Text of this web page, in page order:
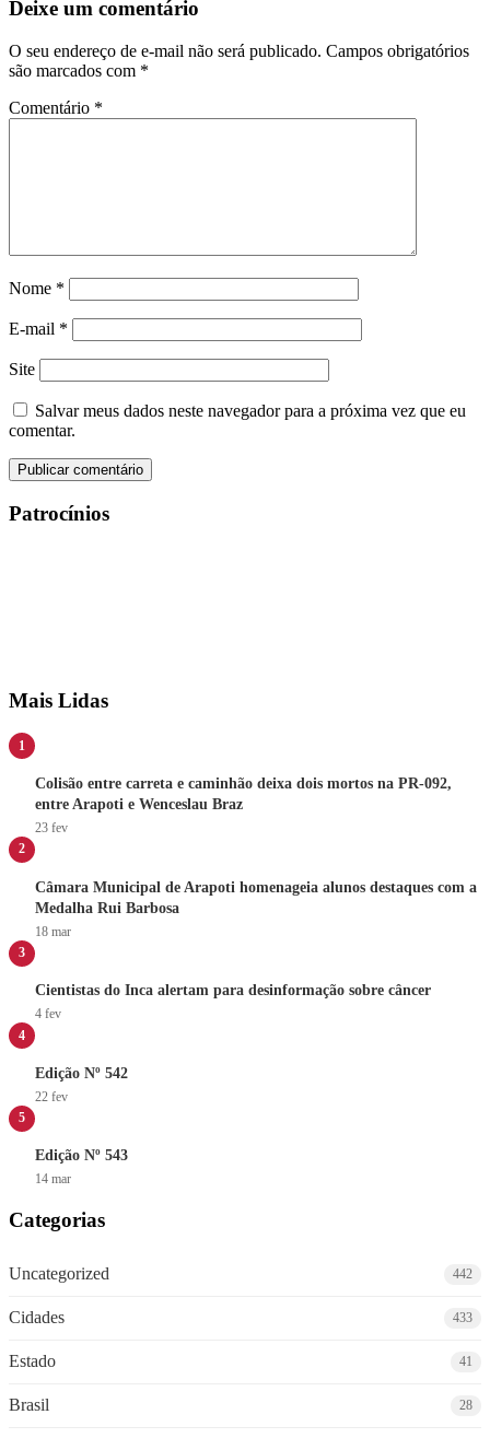
Deixe um comentário
O seu endereço de e-mail não será publicado. Campos obrigatórios
são marcados com *
Comentário *
Nome *
E-mail *
Site
Salvar meus dados neste navegador para a próxima vez que eu
comentar.
Patrocínios
Mais Lidas
1
Colisão entre carreta e caminhão deixa dois mortos na PR-092,
entre Arapoti e Wenceslau Braz
23 fev
2
Câmara Municipal de Arapoti homenageia alunos destaques com a
Medalha Rui Barbosa
18 mar
3
Cientistas do Inca alertam para desinformação sobre câncer
4 fev
4
Edição Nº 542
22 fev
5
Edição Nº 543
14 mar
Categorias
Uncategorized 442
Cidades 433
Estado 41
Brasil 28